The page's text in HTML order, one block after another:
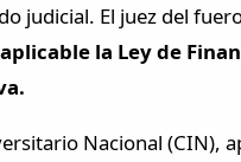
judicial. El juez del
la Ley de
Nacional (CIN),